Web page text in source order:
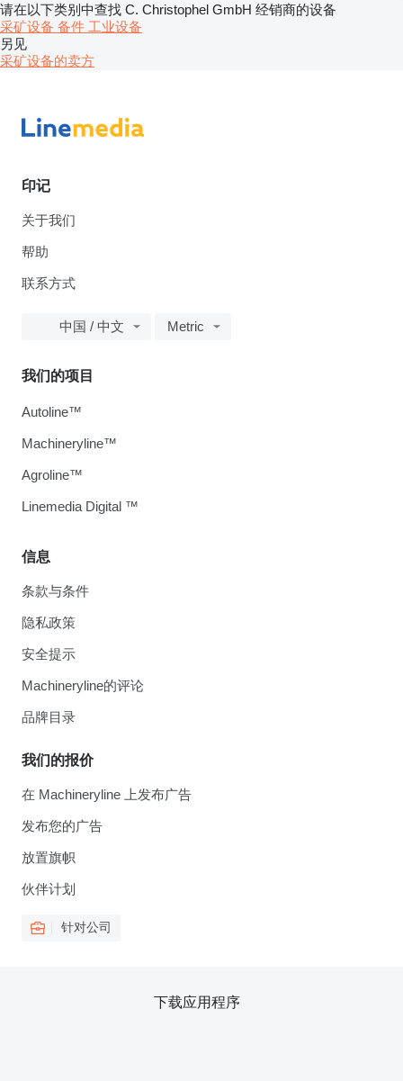
请在以下类别中查找 C. Christophel GmbH 经销商的设备
采矿设备 备件 工业设备
另见
采矿设备的卖方
印记
关于我们
帮助
联系方式
中国 / 中文 Metric
信息
条款与条件
隐私政策
安全提示
Machineryline的评论
品牌目录
我们的报价
在 Machineryline 上发布广告
发布您的广告
放置旗帜
伙伴计划
针对公司
我们的项目
Autoline™
Machineryline™
Agroline™
Linemedia Digital ™
下载应用程序